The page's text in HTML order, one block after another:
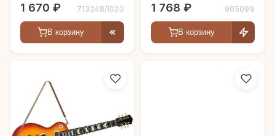
1 670 ₽ 713248/I020
В корзину
1 768 ₽ 905099
В корзину